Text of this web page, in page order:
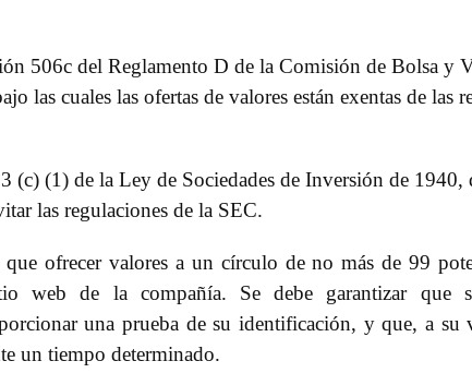
506c del Reglamento D de la Comisión de Bolsa y
las cuales las ofertas de valores están exentas de las
(c) (1) de la Ley de Sociedades de Inversión de 1940,
las regulaciones de la SEC.
ofrecer valores a un círculo de no más de 99
web de la compañía. Se debe garantizar que
una prueba de su identificación, y que, a su
un tiempo determinado.